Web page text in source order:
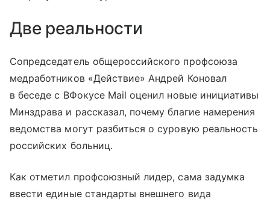
Две реальности
Сопредседатель общероссийского профсоюза
медработников «Действие» Андрей Коновал
в беседе с ВФокусе Mail оценил новые инициативы
Минздрава и рассказал, почему благие намерения
ведомства могут разбиться о суровую реальность
российских больниц.
Как отметил профсоюзный лидер, сама задумка
ввести единые стандарты внешнего вида